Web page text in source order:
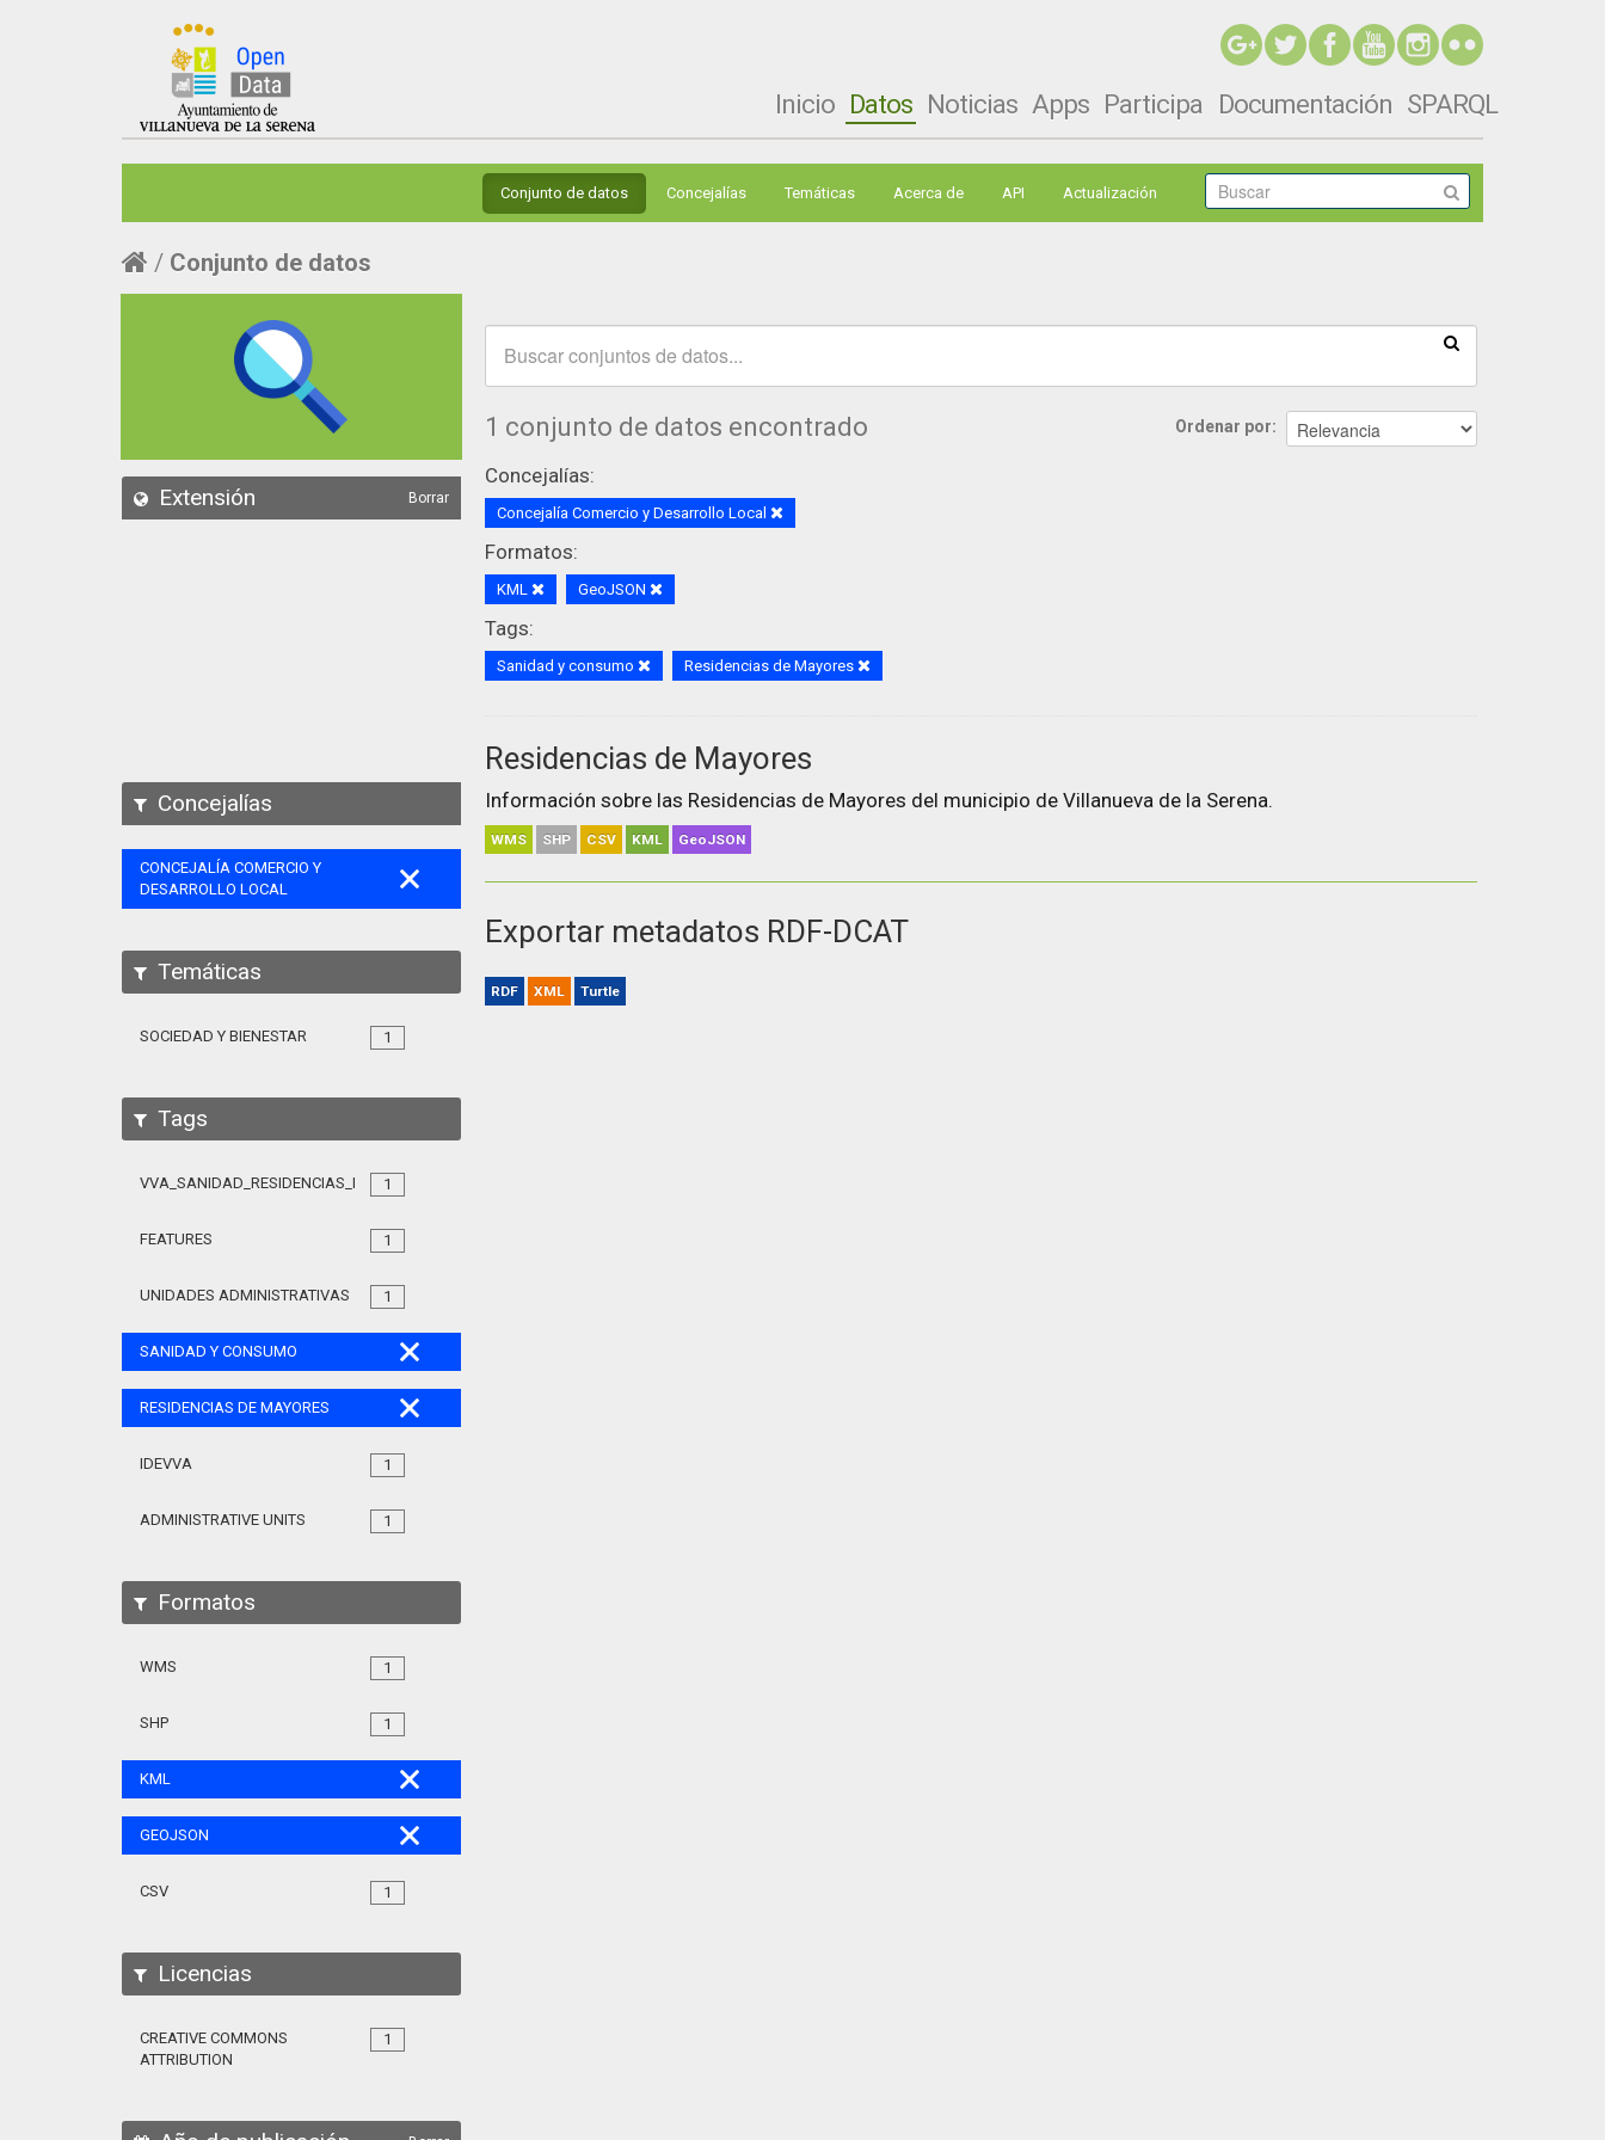
Inicio Datos Noticias Apps Participa Documentación SPARQL
Conjunto de datos Concejalías Temáticas Acerca de API Actualización
Conjunto de datos
Extensión Borrar
Concejalías
CONCEJALÍA COMERCIO Y
DESARROLLO LOCAL
Temáticas
1
SOCIEDAD Y BIENESTAR
Tags
1
VVA_SANIDAD_RESIDENCIAS_MAYORES_105
1
FEATURES
1
UNIDADES ADMINISTRATIVAS
SANIDAD Y CONSUMO
RESIDENCIAS DE MAYORES
1
IDEVVA
1
ADMINISTRATIVE UNITS
Formatos
1
WMS
1
SHP
KML
GEOJSON
1
CSV
Licencias
1
CREATIVE COMMONS
ATTRIBUTION
Ordenar por
1 conjunto de datos encontrado
Concejalías:
Concejalía Comercio y Desarrollo Local
Formatos:
KML GeoJSON
Tags:
Sanidad y consumo Residencias de Mayores
Residencias de Mayores
Información sobre las Residencias de Mayores del municipio de Villanueva de la Serena.
WMS SHP CSV KML GeoJSON
Exportar metadatos RDF-DCAT
RDF XML Turtle